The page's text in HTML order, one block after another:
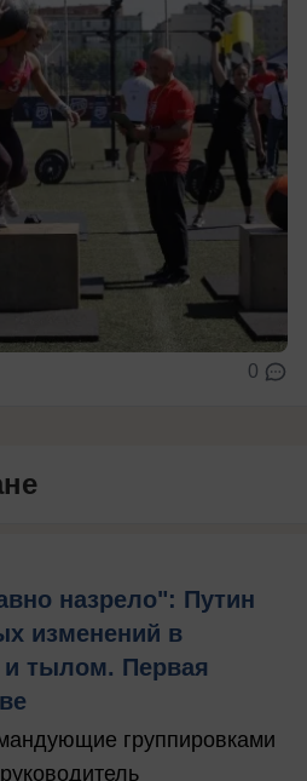
0
назрело": Путин
изменений в
тылом. Первая
группировками